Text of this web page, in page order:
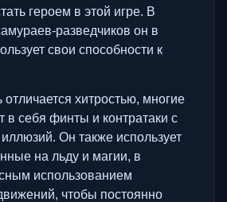
героем в этой игре. В
разведчиков он в
свои способности к
отличается хитростью, многие
в себя финты и контратаки с
Он также использует
на льду и магии, в
использованием
чтобы постоянно